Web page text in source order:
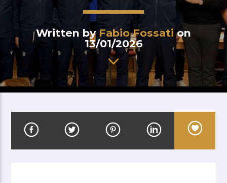
Written by Fabio Fossation
13/01/2026